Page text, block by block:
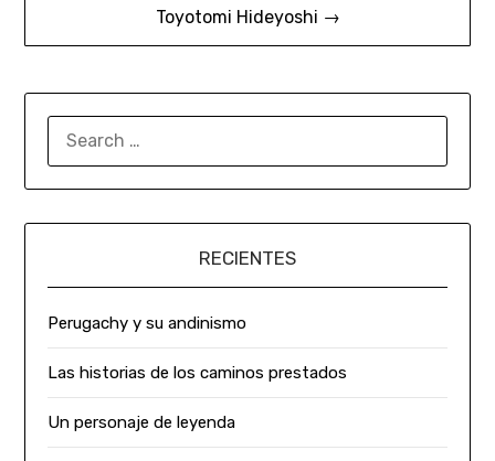
Toyotomi Hideyoshi →
RECIENTES
Perugachy y su andinismo
Las historias de los caminos prestados
Un personaje de leyenda